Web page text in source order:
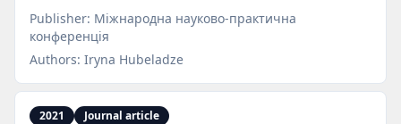
Publisher: Міжнародна науково-практична
конференція
Authors: Iryna Hubeladze
2021 Journal article